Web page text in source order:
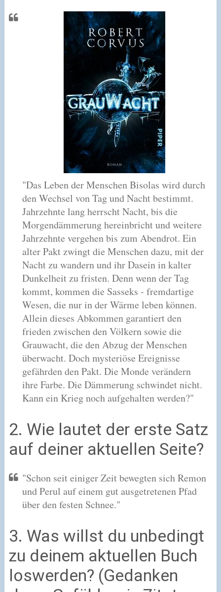
"Das Leben der Menschen Bisolas wird durch
den Wechsel von Tag und Nacht bestimmt.
Jahrzehnte lang herrscht Nacht, bis die
Morgendämmerung hereinbricht und weitere
Jahrzehnte vergehen bis zum Abendrot. Ein
alter Pakt zwingt die Menschen dazu, mit der
Nacht zu wandern und ihr Dasein in kalter
Dunkelheit zu fristen. Denn wenn der Tag
kommt, kommen die Sasseks - fremdartige
Wesen, die nur in der Wärme leben können.
Allein dieses Abkommen garantiert den
frieden zwischen den Völkern sowie die
Grauwacht, die den Abzug der Menschen
überwacht. Doch mysteriöse Ereignisse
gefährden den Pakt. Die Monde verändern
ihre Farbe. Die Dämmerung schwindet nicht.
Kann ein Krieg noch aufgehalten werden?"
2. Wie lautet der erste Satz
auf deiner aktuellen Seite?
"Schon seit einiger Zeit bewegten sich Remon
und Perul auf einem gut ausgetretenen Pfad
über den festen Schnee."
3. Was willst du unbedingt
zu deinem aktuellen Buch
loswerden? (Gedanken